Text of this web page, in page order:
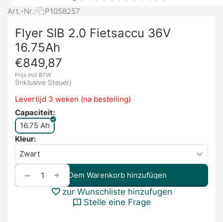
Art.-Nr.: P1058257
Flyer SIB 2.0 Fietsaccu 36V
16.75Ah
€849,87
Prijs incl BTW
(Inklusive Steuer)
Levertijd 3 weken (na bestelling)
Capaciteit:
16.75 Ah
Kleur:
+
− Dem Warenkorb hinzufügen
zur Wunschliste hinzufugen
Stelle eine Frage